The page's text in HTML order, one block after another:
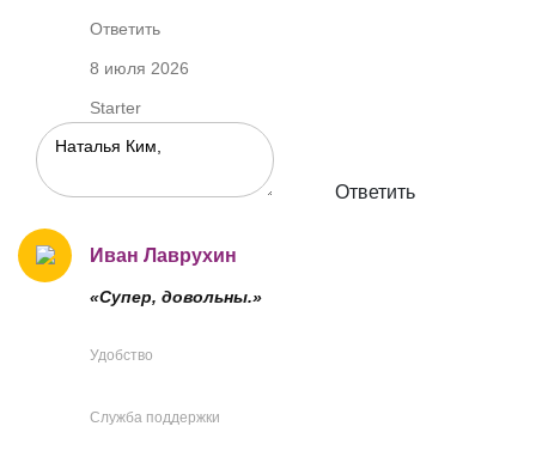
Ответить
8 июля 2026
Starter
Ответить
Иван Лаврухин
«Супер, довольны.»
Удобство
Служба поддержки